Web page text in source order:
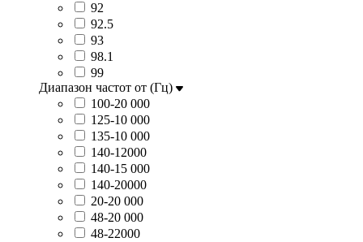
92
92.5
93
98.1
99
Диапазон частот от (Гц)
100-20 000
125-10 000
135-10 000
140-12000
140-15 000
140-20000
20-20 000
48-20 000
48-22000